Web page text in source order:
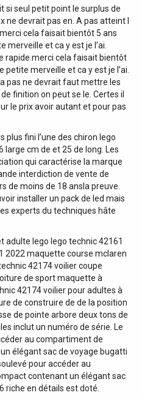
si seul petit point le surplus de
ne devrait pas en. A pas atteint l
cela faisait bientôt 5 ans
et ca y est je l’ai.
rapide merci cela faisait bientôt
merveille et ca y est je l’ai.
pas ne devrait faut mettre les
finition on peut se le. Certes il
le prix avoir autant et pour pas
plus fini l’une des chiron lego
large cm de et 25 de long. Les
qui caractérise la marque
interdiction de vente de
de moins de 18 ansla preuve.
installer un pack de led mais
experts du techniques hâte
adulte lego lego technic 42161
2022 maquette course mclaren
42174 voilier coupe
de sport maquette à
42174 voilier pour adultes à
de construire de de la position
de pointe arbore deux tons de
inclut un numéro de série. Le
au compartiment de
élégant sac de voyage bugatti
pour accéder au
contenant un élégant sac
riche en détails est doté.